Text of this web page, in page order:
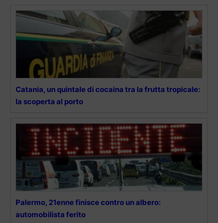
Catania, un quintale di cocaina tra la frutta tropicale:
la scoperta al porto
Palermo, 21enne finisce contro un albero:
automobilista ferito